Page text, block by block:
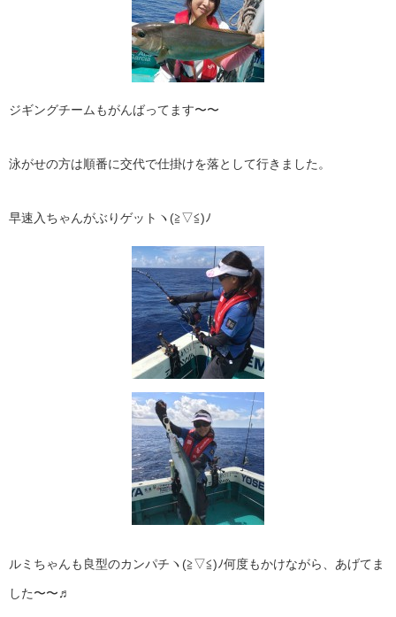
ジギングチームもがんばってます〜〜
泳がせの方は順番に交代で仕掛けを落として行きました。
早速入ちゃんがぶりゲットヽ(≧▽≦)ﾉ
ルミちゃんも良型のカンパチヽ(≧▽≦)ﾉ何度もかけながら、あげてま
した〜〜♬